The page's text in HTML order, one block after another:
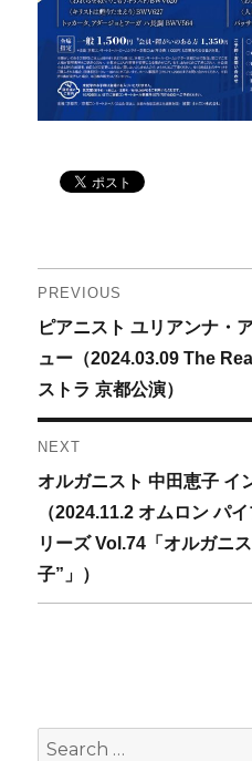
投
稿
ナ
ビ
ゲ
ー
シ
PREVIOUS
Previous
post:
ピアニスト ユリアンナ・
ュー（2024.03.09 The
ストラ 京都公演）
NEXT
Next
post:
オルガニスト 中田恵子 イ
（2024.11.2 オムロン パ
リーズ Vol.74「オルガニ
子”」）
Search